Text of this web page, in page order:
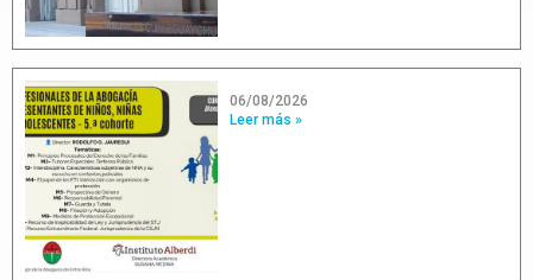
06/08/2026
Leer más »